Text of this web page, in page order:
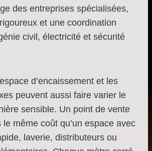
des entreprises spécialisées,
et une coordination
civil, électricité et sécurité
d’encaissement et les
peuvent aussi faire varier le
sensible. Un point de vente
le même coût qu’un espace avec
laverie, distributeurs ou